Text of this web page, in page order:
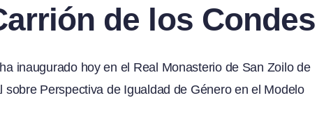
de los Condes
inaugurado hoy en el Real Monasterio de San Zoilo de
Perspectiva de Igualdad de Género en el Modelo